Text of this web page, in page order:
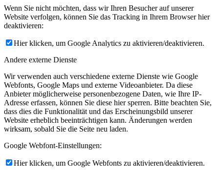
Wenn Sie nicht möchten, dass wir Ihren Besucher auf unserer
Website verfolgen, können Sie das Tracking in Ihrem Browser hier
deaktivieren:
Hier klicken, um Google Analytics zu aktivieren/deaktivieren.
Andere externe Dienste
Wir verwenden auch verschiedene externe Dienste wie Google
Webfonts, Google Maps und externe Videoanbieter. Da diese
Anbieter möglicherweise personenbezogene Daten, wie Ihre IP-
Adresse erfassen, können Sie diese hier sperren. Bitte beachten Sie,
dass dies die Funktionalität und das Erscheinungsbild unserer
Website erheblich beeinträchtigen kann. Änderungen werden
wirksam, sobald Sie die Seite neu laden.
Google Webfont-Einstellungen:
Hier klicken, um Google Webfonts zu aktivieren/deaktivieren.